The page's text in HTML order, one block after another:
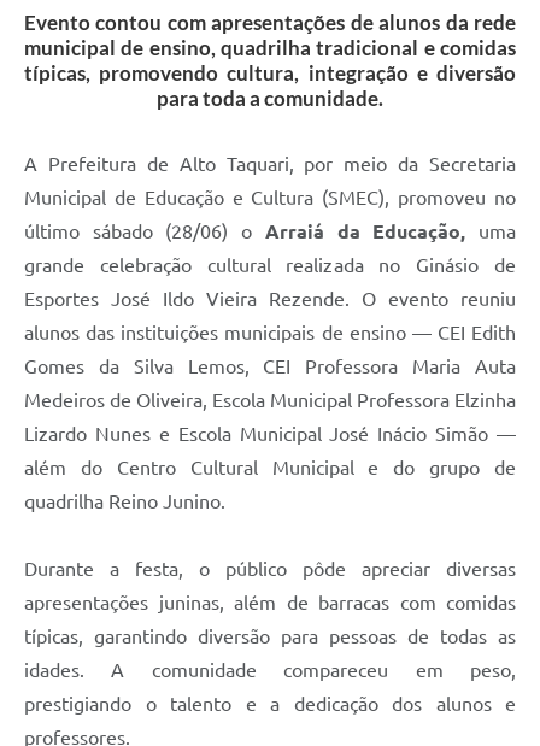
Evento contou com apresentações de alunos da rede
municipal de ensino, quadrilha tradicional e comidas
típicas, promovendo cultura, integração e diversão
para toda a comunidade.
A Prefeitura de Alto Taquari, por meio da Secretaria
Municipal de Educação e Cultura (SMEC), promoveu no
último sábado (28/06) o Arraiá da Educação,
uma
grande celebração cultural realizada no Ginásio de
Esportes José Ildo Vieira Rezende. O evento reuniu
alunos das instituições municipais de ensino — CEI Edith
Gomes da Silva Lemos, CEI Professora Maria Auta
Medeiros de Oliveira, Escola Municipal Professora Elzinha
Lizardo Nunes e Escola Municipal José Inácio Simão —
além do Centro Cultural Municipal e do grupo de
quadrilha Reino Junino.
Durante a festa, o público pôde apreciar diversas
apresentações juninas, além de barracas com comidas
típicas, garantindo diversão para pessoas de todas as
idades. A comunidade compareceu em peso,
prestigiando o talento e a dedicação dos alunos e
professores.